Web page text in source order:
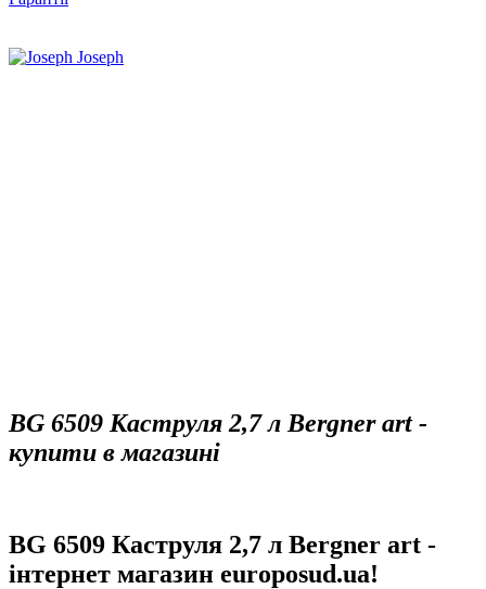
BG 6509 Каструля 2,7 л Bergner art -
купити в магазині
BG 6509 Каструля 2,7 л Bergner art -
інтернет магазин europosud.ua!